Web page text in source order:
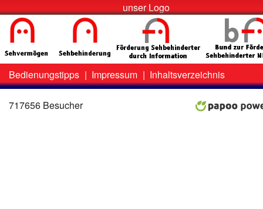
unser Logo
Zweit-
Menü
Bedienungstipps | Impressum | Inhaltsverzeichnis
717656 Besucher